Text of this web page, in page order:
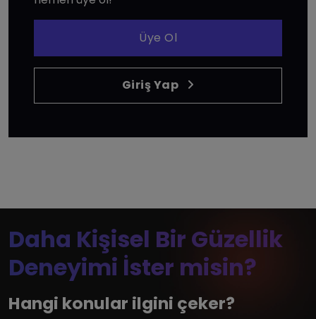
Üye Ol
Giriş Yap
Daha Kişisel Bir Güzellik
Deneyimi İster misin?
Hangi konular ilgini çeker?